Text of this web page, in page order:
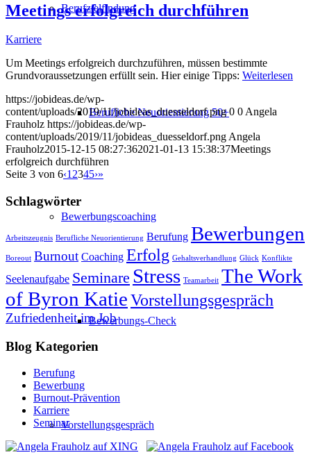
Berufzielfindung
Berufliche Neuorientierung 50+
Bewerbungscoaching
Bewerbungs-Check
Vorstellungsgespräch
Meetings erfolgreich durchführen
Karriere
Um Meetings erfolgreich durchzuführen, müssen bestimmte
Grundvoraussetzungen erfüllt sein. Hier einige Tipps: Weiterlesen
https://jobideas.de/wp-
content/uploads/2019/11/jobideas_duesseldorf.png 0 0Angela
Frauholz https://jobideas.de/wp-
content/uploads/2019/11/jobideas_duesseldorf.pngAngela
Frauholz2015-12-15 08:27:362021-01-13 15:38:37Meetings
erfolgreich durchführen
Seite 3 von 6‹12345›»
Schlagwörter
Arbeitszeugnis Berufliche Neuorientierung Berufung Bewerbungen
Boreout Burnout Coaching Erfolg Gehaltsverhandlung Glück Konflikte
Seelenaufgabe Seminare Stress Teamarbeit The Work
of Byron KatieVorstellungsgespräch
Zufriedenheit im Job
Blog Kategorien
Berufung
Bewerbung
Burnout-Prävention
Karriere
Seminar